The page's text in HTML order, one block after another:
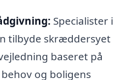
Specialister i
tilbyde skræddersyet
baseret på
og boligens